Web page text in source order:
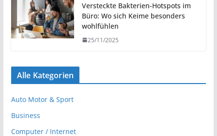
Versteckte Bakterien-Hotspots im
Büro: Wo sich Keime besonders
wohlfühlen
25/11/2025
Alle Kategorien
Auto Motor & Sport
Business
Computer / Internet